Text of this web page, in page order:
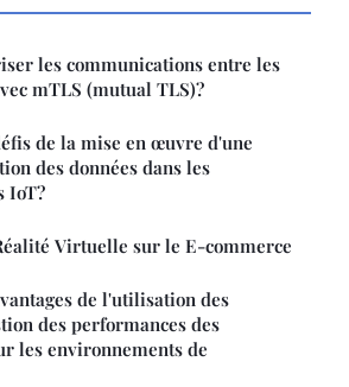
les communications entre les
mTLS (mutual TLS)?
de la mise en œuvre d'une
des données dans les
IoT?
Virtuelle sur le E-commerce
de l'utilisation des
des performances des
les environnements de